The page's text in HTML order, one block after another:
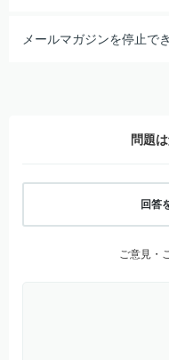
メールマガジンを停止で
問題
回答
ご意見・